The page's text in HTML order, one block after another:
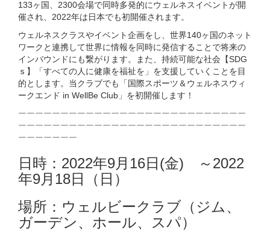
133ヶ国、2300会場で同時多発的にウェルネスイベントが開
催され、2022年は日本でも初開催されます。
ウェルネスクラスやイベント企画をし、世界140ヶ国のネット
ワークと連携して世界に情報を同時に発信することで将来の
インバウンドにも繋がります。また、持続可能な社会【SDG
ｓ】「すべての人に健康を福祉を」を支援していくことを目
的とします。当クラブでも「国際スポーツ＆ウェルネスウィ
ークエンド in WellBe Club」を初開催します！
ーーーーーーーーーーーーーーーーーーーーーーーーーーー
ーーーーーーーーーーーーーーーーーーーーーーーーーーー
ーーーーーーー
日時：2022年9月16日(金) ～2022
年9月18日（日）
場所：ウェルビークラブ（ジム、
ガーデン、ホール、スパ）